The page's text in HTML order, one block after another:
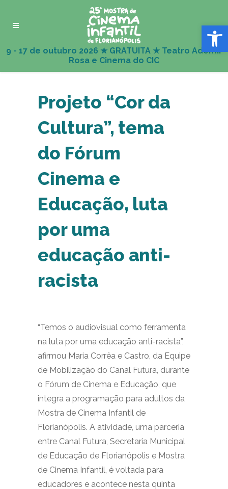
Abrir
Projeto “Cor da
Cultura”, tema
do Fórum
Cinema e
Educação, luta
por uma
educação anti-
racista
“Temos o audiovisual como ferramenta
na luta por uma educação anti-racista”,
afirmou Maria Corrêa e Castro, da Equipe
de Mobilização do Canal Futura, durante
o Fórum de Cinema e Educação, que
integra a programação para adultos da
Mostra de Cinema Infantil de
Florianópolis. A atividade, uma parceria
entre Canal Futura, Secretaria Municipal
de Educação de Florianópolis e Mostra
de Cinema Infantil, é voltada para
educadores e acontece nesta quinta